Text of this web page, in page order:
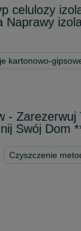
celulozy
Naprawy
kartonowo-
- Zarezerwuj
Swój Dom
Czyszczenie